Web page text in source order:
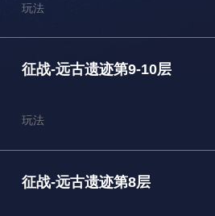
玩法
征战-远古遗迹第9-10层
玩法
征战-远古遗迹第8层